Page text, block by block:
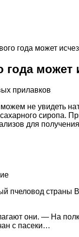
года может
может
прилавков
не увидеть
сиропа.
для
пчеловод страны
они. — На
с пасеки…